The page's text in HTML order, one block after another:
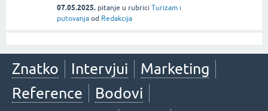
07.05.2025. pitanje u rubrici Turizam i
putovanja od Redakcija
Znatko Intervjui
Marketing
Reference
Bodovi